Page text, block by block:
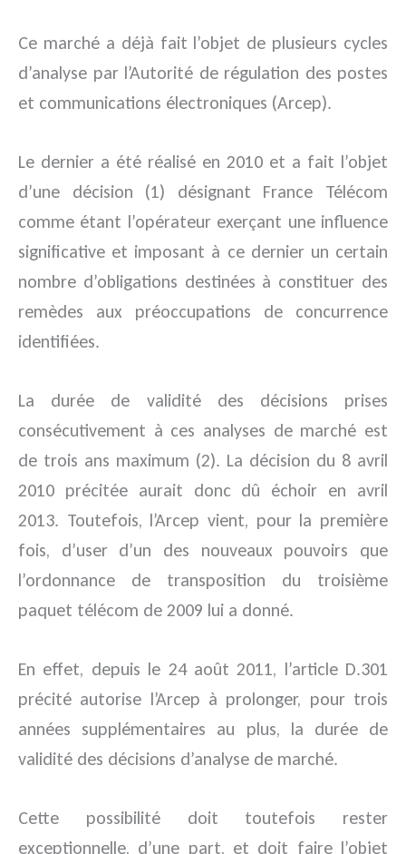
Ce marché a déjà fait l’objet de plusieurs cycles
d’analyse par l’Autorité de régulation des postes
et communications électroniques (Arcep).
Le dernier a été réalisé en 2010 et a fait l’objet
d’une décision (1) désignant France Télécom
comme étant l’opérateur exerçant une influence
significative et imposant à ce dernier un certain
nombre d’obligations destinées à constituer des
remèdes aux préoccupations de concurrence
identifiées.
La durée de validité des décisions prises
consécutivement à ces analyses de marché est
de trois ans maximum (2). La décision du 8 avril
2010 précitée aurait donc dû échoir en avril
2013. Toutefois, l’Arcep vient, pour la première
fois, d’user d’un des nouveaux pouvoirs que
l’ordonnance de transposition du troisième
paquet télécom de 2009 lui a donné.
En effet, depuis le 24 août 2011, l’article D.301
précité autorise l’Arcep à prolonger, pour trois
années supplémentaires au plus, la durée de
validité des décisions d’analyse de marché.
Cette possibilité doit toutefois rester
exceptionnelle, d’une part, et doit faire l’objet